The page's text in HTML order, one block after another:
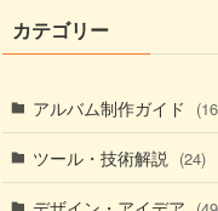
カテゴリー
アルバム制作ガイド
ツール・技術解説 (24)